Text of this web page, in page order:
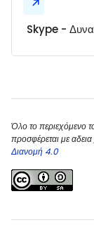
Skype -
Όλο το περιεχόμενο
προσφέρεται με
Διανομή 4.0